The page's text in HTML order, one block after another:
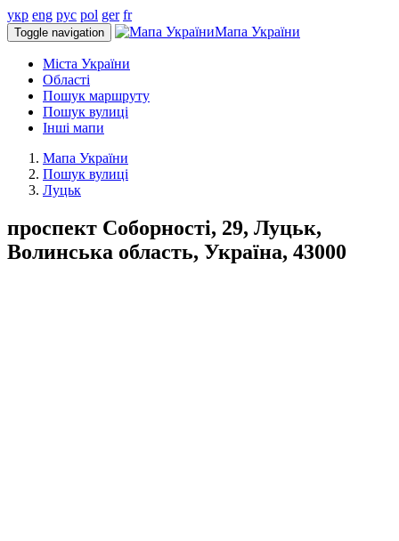
укр eng рус pol ger fr
Toggle navigation Мапа України
Міста України
Області
Пошук маршруту
Пошук вулиці
Інші мапи
Мапа України
Пошук вулиці
Луцьк
проспект Соборності, 29, Луцьк,
Волинська область, Україна, 43000